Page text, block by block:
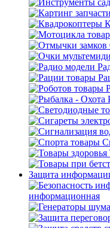
Защита
информационная